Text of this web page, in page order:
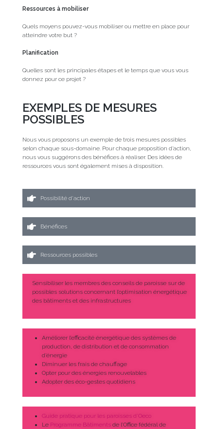
Ressources à mobiliser
Quels moyens pouvez-vous mobiliser ou mettre en place pour
atteindre votre but ?
Planification
Quelles sont les principales étapes et le temps que vous vous
donnez pour ce projet ?
EXEMPLES DE MESURES
POSSIBLES
Nous vous proposons un exemple de trois mesures possibles
selon chaque sous-domaine. Pour chaque proposition d’action,
nous vous suggérons des bénéfices à réaliser. Des idées de
ressources vous sont également mises à disposition.
Possibilité d'action
Bénéfices
Ressources possibles
Sensibiliser les membres des conseils de paroisse sur de
possibles solutions concernant l’optimisation énergétique
des bâtiments et des infrastructures
Améliorer l’efficacité énergétique des systèmes de
production, de distribution et de consommation
d’énergie
Diminuer les frais de chauffage
Opter pour des énergies renouvelables
Adopter des éco-gestes quotidiens
Guide pratique pour les paroisses d’Oeco
Le Programme Bâtimentsde l’Office fédéral de